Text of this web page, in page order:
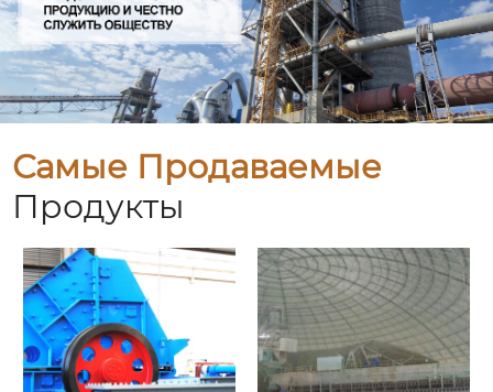
Самые Продаваемые
Продукты